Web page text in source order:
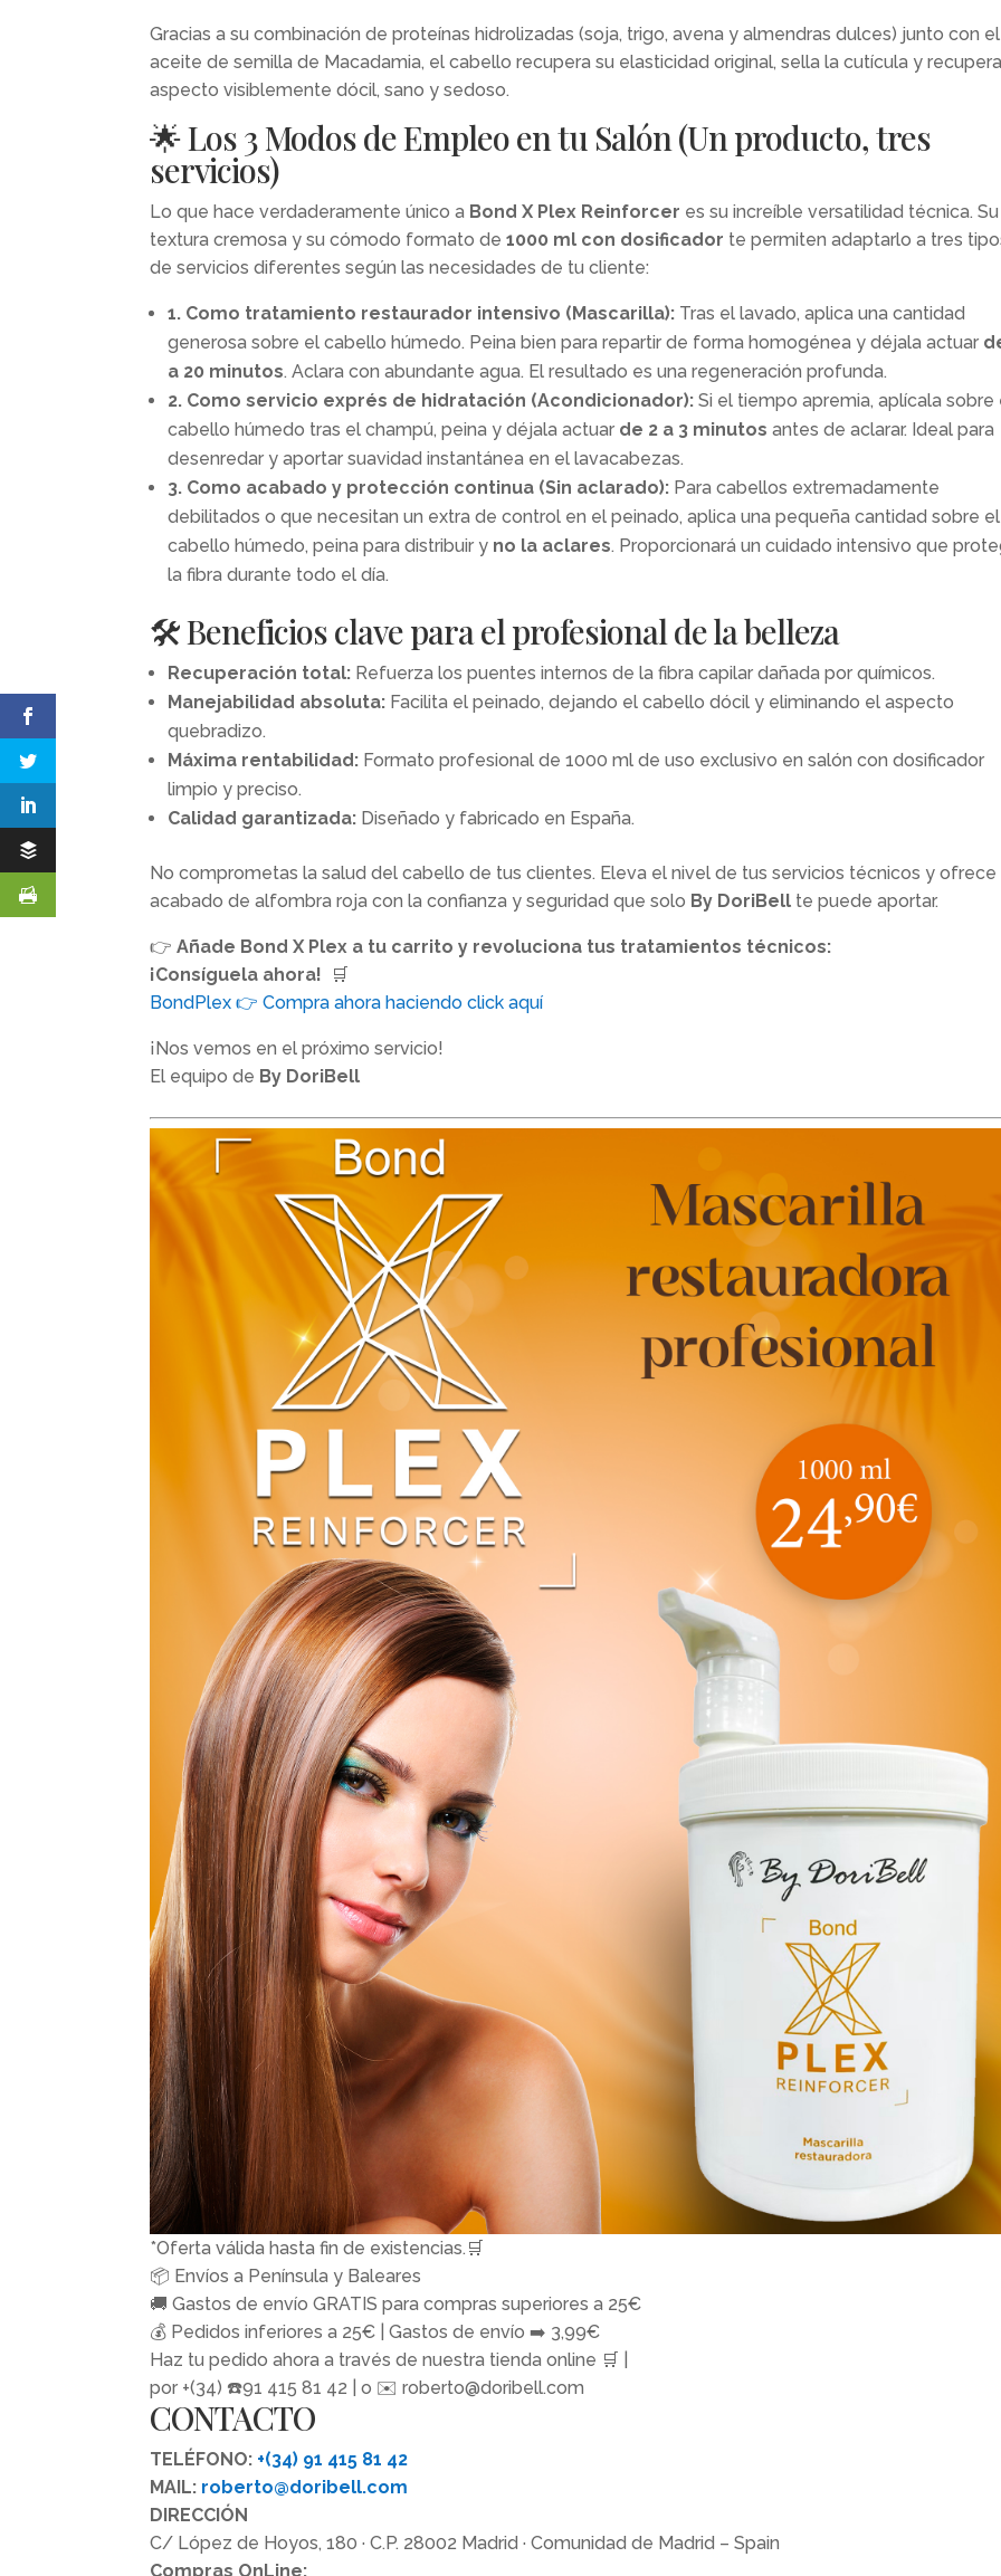
Gracias a su combinación de proteínas hidrolizadas (soja, trigo, avena y almendras dulces) junto con el
aceite de semilla de Macadamia, el cabello recupera su elasticidad original, sella la cutícula y
aspecto visiblemente dócil, sano y sedoso.
🌟 Los 3 Modos de Empleo en tu Salón (Un producto, tres
servicios)
Lo que hace verdaderamente único a Bond X Plex Reinforcer es su increíble versatilidad técnica. Su
textura cremosa y su cómodo formato de1000 ml con dosificador te permiten adaptarlo a tres
de servicios diferentes según las necesidades de tu cliente:
1. Como tratamiento restaurador intensivo (Mascarilla): Tras el lavado, aplica una cantidad
generosa sobre el cabello húmedo. Peina bien para repartir de forma homogénea y déjala actuar
a 20 minutos. Aclara con abundante agua. El resultado es una regeneración profunda.
2. Como servicio exprés de hidratación (Acondicionador): Si el tiempo apremia, aplícala sobre
cabello húmedo tras el champú, peina y déjala actuar de 2 a 3 minutos antes de aclarar. Ideal para
desenredar y aportar suavidad instantánea en el lavacabezas.
3. Como acabado y protección continua (Sin aclarado): Para cabellos extremadamente
debilitados o que necesitan un extra de control en el peinado, aplica una pequeña cantidad sobre el
cabello húmedo, peina para distribuir y no la aclares. Proporcionará un cuidado intensivo que
la fibra durante todo el día.
🛠️ Beneficios clave para el profesional de la belleza
Recuperación total: Refuerza los puentes internos de la fibra capilar dañada por químicos.
Manejabilidad absoluta: Facilita el peinado, dejando el cabello dócil y eliminando el aspecto
quebradizo.
Máxima rentabilidad: Formato profesional de 1000 ml de uso exclusivo en salón con dosificador
limpio y preciso.
Calidad garantizada: Diseñado y fabricado en España.
No comprometas la salud del cabello de tus clientes. Eleva el nivel de tus servicios técnicos y ofrece
acabado de alfombra roja con la confianza y seguridad que solo By DoriBell te puede aportar.
👉Añade Bond X Plex a tu carrito y revoluciona tus tratamientos técnicos:
¡Consíguela ahora! 🛒
BondPlex 👉 Compra ahora haciendo click aquí
¡Nos vemos en el próximo servicio!
El equipo de By DoriBell
*Oferta válida hasta fin de existencias.🛒
📦 Envíos a Península y Baleares
🚚 Gastos de envío GRATIS para compras superiores a 25€
💰 Pedidos inferiores a 25€ | Gastos de envío ➡️ 3,99€
Haz tu pedido ahora a través de nuestra tienda online 🛒 |
por +(34) ☎️91 415 81 42 | o ✉️ roberto@doribell.com
CONTACTO
TELÉFONO: +(34) 91 415 81 42
MAIL: roberto@doribell.com
DIRECCIÓN
C/ López de Hoyos, 180 · C.P. 28002 Madrid · Comunidad de Madrid – Spain
Compras OnLine: